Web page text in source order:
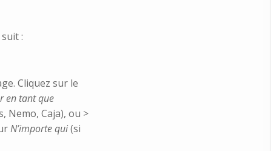
:
Cliquez sur le
en tant que
Nemo, Caja), ou >
N’importe qui(si